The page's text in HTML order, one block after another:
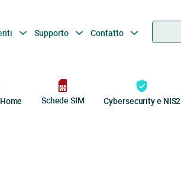
Supporto Contatto
Schede SIM Cybersecurity e NIS2